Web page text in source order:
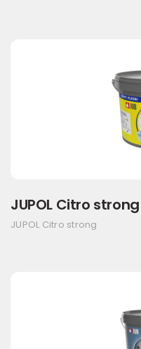
JUPOL Citro strong
JUPOL Citro strong